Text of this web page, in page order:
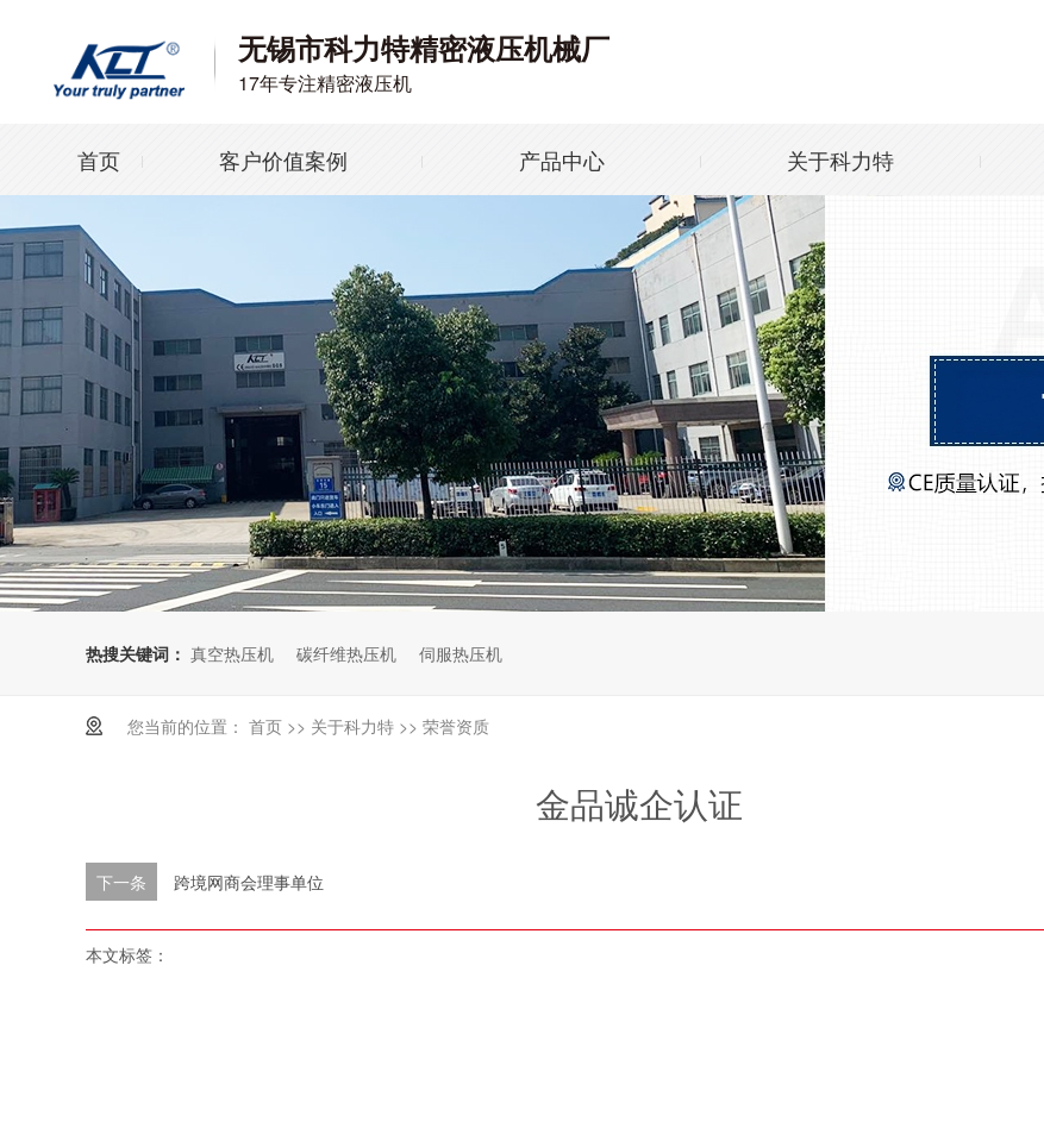
无锡市科力特精密液压机械厂
17年专注精密液压机
首页 客户价值案例 产品中心 关于科力特
热搜关键词： 真空热压机 碳纤维热压机 伺服热压机
您当前的位置： 首页 >> 关于科力特 >> 荣誉资质
金品诚企认证
下一条 跨境网商会理事单位
本文标签：